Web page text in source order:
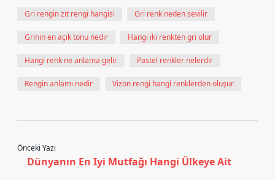
Gri rengin zıt rengi hangisi Gri renk neden sevilir
Grinin en açık tonu nedir Hangi iki renkten gri olur
Hangi renk ne anlama gelir Pastel renkler nelerdir
Rengin anlamı nedir Vizon rengi hangi renklerden oluşur
Önceki Yazı
Dünyanın En Iyi Mutfağı Hangi Ülkeye Ait